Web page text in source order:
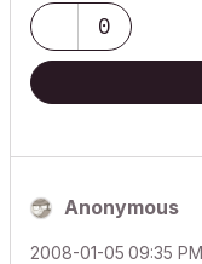
0
Anonymous
‎2008-01-05 09:35 PM